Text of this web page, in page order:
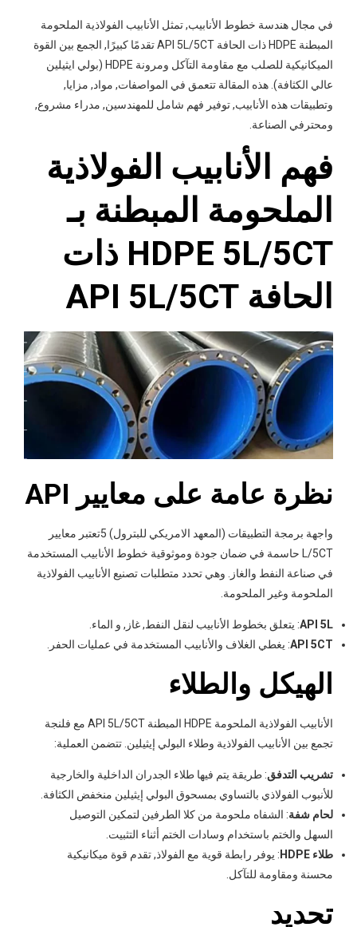
في مجال هندسة خطوط الأنابيب, تمثل الأنابيب الفولاذية الملحومة
المبطنة HDPE ذات الحافة API 5L/5CT تقدمًا كبيرًا, الجمع بين القوة
الميكانيكية للصلب مع مقاومة التآكل ومرونة HDPE (بولي ايثيلين
عالي الكثافة). هذه المقالة تتعمق في المواصفات, مواد, مزايا,
وتطبيقات هذه الأنابيب, توفير فهم شامل للمهندسين, مدراء مشروع,
ومحترفي الصناعة.
فهم الأنابيب الفولاذية
الملحومة المبطنة بـ
HDPE 5L/5CT ذات
الحافة API 5L/5CT
نظرة عامة على معايير API
واجهة برمجة التطبيقات (المعهد الامريكي للبترول) 5تعتبر معايير
L/5CT حاسمة في ضمان جودة وموثوقية خطوط الأنابيب المستخدمة
في صناعة النفط والغاز. وهي تحدد متطلبات تصنيع الأنابيب الفولاذية
الملحومة وغير الملحومة.
API 5L: يتعلق بخطوط الأنابيب لنقل النفط, غاز, و الماء.
API 5CT: يغطي الغلاف والأنابيب المستخدمة في عمليات الحفر.
الهيكل والطلاء
الأنابيب الفولاذية الملحومة HDPE المبطنة API 5L/5CT مع فلنجة
تجمع بين الأنابيب الفولاذية وطلاء البولي إيثيلين. تتضمن العملية:
تشريب التدفق: طريقة يتم فيها طلاء الجدران الداخلية والخارجية
للأنبوب الفولاذي بالتساوي بمسحوق البولي إيثيلين منخفض الكثافة.
لحام شفة: الشفاه ملحومة من كلا الطرفين لتمكين التوصيل
السهل والختم باستخدام وسادات الختم أثناء التثبيت.
طلاء HDPE
: يوفر رابطة قوية مع الفولاذ, تقدم قوة ميكانيكية
محسنة ومقاومة للتآكل.
تحديد